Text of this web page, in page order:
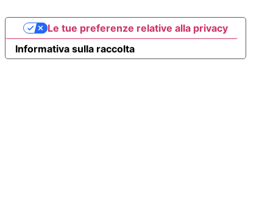
Informativa sulla raccolta
Le tue preferenze relative alla privacy